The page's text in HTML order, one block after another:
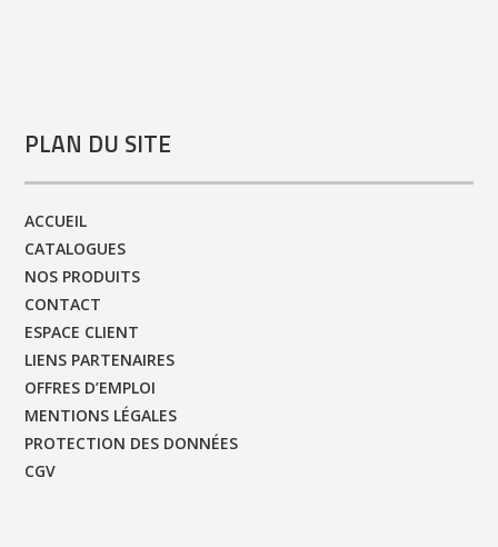
PLAN DU SITE
ACCUEIL
CATALOGUES
NOS PRODUITS
CONTACT
ESPACE CLIENT
LIENS PARTENAIRES
OFFRES D’EMPLOI
MENTIONS LÉGALES
PROTECTION DES DONNÉES
CGV